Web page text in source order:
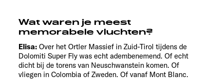
Wat waren je meest
memorabele vluchten?
Elisa: Over het Ortler Massief in Zuid-Tirol tijdens de
Dolomiti Super Fly was echt adembenemend. Of echt
dicht bij de torens van Neuschwanstein komen. Of
vliegen in Colombia of Zweden. Of vanaf Mont Blanc.